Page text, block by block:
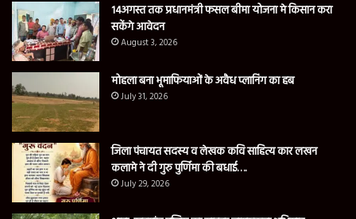
14अगस्त तक प्रधानमंत्री फसल बीमा योजना मे किसान करा
सकेंगे आवेदन
August 3, 2026
मोहला बना भूमाफियाओं के अवैध प्लानिंग का हब
July 31, 2026
जिला पंचायत सदस्य व लेखक कवि साहित्य कार लखन
कलामे ने दी गुरु पुर्णिमा की बधाई….
July 29, 2026